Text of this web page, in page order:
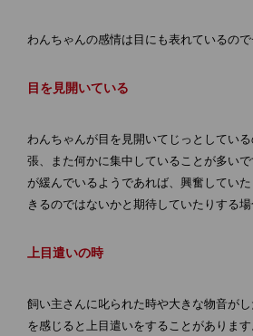
わんちゃんの感情は目にも表れているので
目を見開いている
わんちゃんが目を見開いてじっとしてい
張、また何かに集中していることが多い
が緩んでいるようであれば、興奮してい
きるのではないかと期待していたりする場
上目遣いの時
飼い主さんに叱られた時や大きな物音が
を感じると上目遣いをすることがありま